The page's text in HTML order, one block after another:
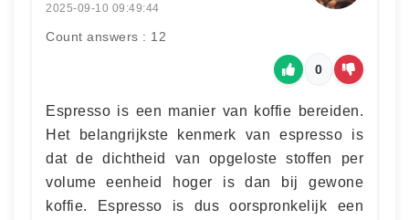
2025-09-10 09:49:44
Count answers : 12
0
Espresso is een manier van koffie bereiden.
Het belangrijkste kenmerk van espresso is
dat de dichtheid van opgeloste stoffen per
volume eenheid hoger is dan bij gewone
koffie. Espresso is dus oorspronkelijk een